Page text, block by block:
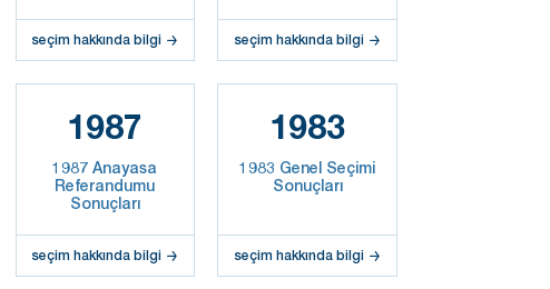
seçim hakkında bilgi seçim hakkında bilgi
1987
1987 Anayasa
Referandumu
Sonuçları
seçim hakkında bilgi
1983
1983 Genel Seçimi
Sonuçları
seçim hakkında bilgi